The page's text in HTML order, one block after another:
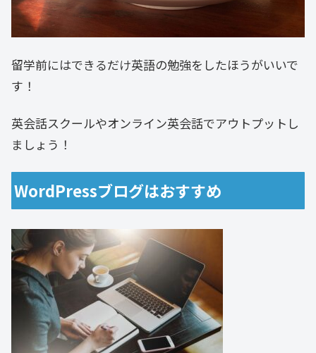
留学前にはできるだけ英語の勉強をしたほうがいいで
す！
英会話スクールやオンライン英会話でアウトプットし
ましょう！
WordPressブログはおすすめ